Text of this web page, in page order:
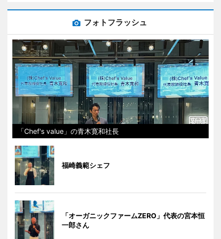
フォトフラッシュ
「Chef's value」の青木寛和社長
福崎義範シェフ
「オーガニックファームZERO」代表の宮本恒
一郎さん